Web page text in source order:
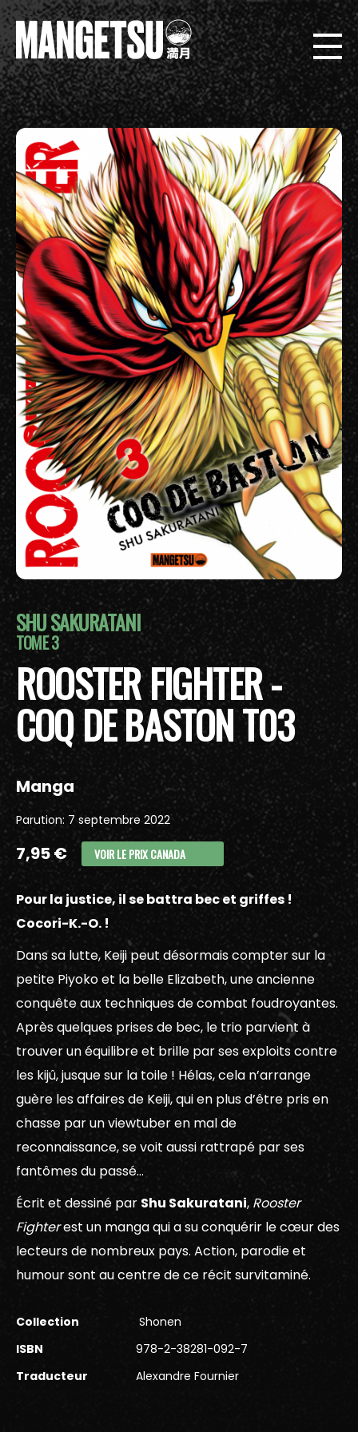
SHU SAKURATANI
TOME 3
ROOSTER FIGHTER -
COQ DE BASTON T03
Manga
Parution: 7 septembre 2022
7,95 € VOIR LE PRIX CANADA
Pour la justice, il se battra bec et griffes !
Cocori-K.-O. !
Dans sa lutte, Keiji peut désormais compter sur la
petite Piyoko et la belle Elizabeth, une ancienne
conquête aux techniques de combat foudroyantes.
Après quelques prises de bec, le trio parvient à
trouver un équilibre et brille par ses exploits contre
les kijû, jusque sur la toile ! Hélas, cela n’arrange
guère les affaires de Keiji, qui en plus d’être pris en
chasse par un viewtuber en mal de
reconnaissance, se voit aussi rattrapé par ses
fantômes du passé…
Écrit et dessiné par Shu Sakuratani, Rooster
Fighterest un manga qui a su conquérir le cœur des
lecteurs de nombreux pays. Action, parodie et
humour sont au centre de ce récit survitaminé.
Collection
Shonen
ISBN
978-2-38281-092-7
Traducteur
Alexandre Fournier